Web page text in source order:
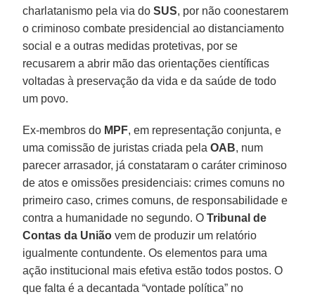
charlatanismo pela via doSUS, por não coonestarem
o criminoso combate presidencial ao distanciamento
social e a outras medidas protetivas, por se
recusarem a abrir mão das orientações científicas
voltadas à preservação da vida e da saúde de todo
um povo.
Ex-membros do MPF, em representação conjunta, e
uma comissão de juristas criada pelaOAB, num
parecer arrasador, já constataram o caráter criminoso
de atos e omissões presidenciais: crimes comuns no
primeiro caso, crimes comuns, de responsabilidade e
contra a humanidade no segundo. OTribunal de
Contas da União vem de produzir um relatório
igualmente contundente. Os elementos para uma
ação institucional mais efetiva estão todos postos. O
que falta é a decantada “vontade política” no